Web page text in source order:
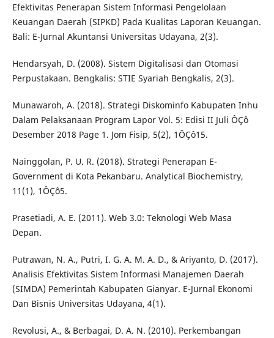
Efektivitas Penerapan Sistem Informasi Pengelolaan
Keuangan Daerah (SIPKD) Pada Kualitas Laporan Keuangan.
Bali: E-Jurnal Akuntansi Universitas Udayana, 2(3).
Hendarsyah, D. (2008). Sistem Digitalisasi dan Otomasi
Perpustakaan. Bengkalis: STIE Syariah Bengkalis, 2(3).
Munawaroh, A. (2018). Strategi Diskominfo Kabupaten Inhu
Dalam Pelaksanaan Program Lapor Vol. 5: Edisi II Juli ÔÇô
Desember 2018 Page 1. Jom Fisip, 5(2), 1ÔÇô15.
Nainggolan, P. U. R. (2018). Strategi Penerapan E-
Government di Kota Pekanbaru. Analytical Biochemistry,
11(1), 1ÔÇô5.
Prasetiadi, A. E. (2011). Web 3.0: Teknologi Web Masa
Depan.
Putrawan, N. A., Putri, I. G. A. M. A. D., & Ariyanto, D. (2017).
Analisis Efektivitas Sistem Informasi Manajemen Daerah
(SIMDA) Pemerintah Kabupaten Gianyar. E-Jurnal Ekonomi
Dan Bisnis Universitas Udayana, 4(1).
Revolusi, A., & Berbagai, D. A. N. (2010). Perkembangan